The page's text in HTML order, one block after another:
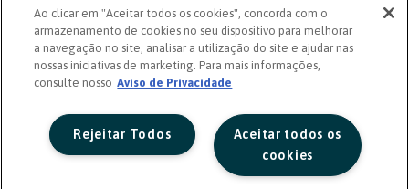
Ouvidoria
0800 725 0996
(de segunda a sexta, das 8h às 20h)
ouvidoriasicoob.com.br
Deficientes auditivos ou de fala
Ao clicar em "Aceitar todos os cookies", concorda com o
armazenamento de cookies no seu dispositivo para melhorar
a navegação no site, analisar a utilização do site e ajudar nas
nossas iniciativas de marketing. Para mais informações,
consulte nosso Aviso de Privacidade
Aceitar todos os
cookies
Rejeitar Todos